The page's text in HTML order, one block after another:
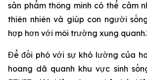
sản phẩm thông minh có thể cảm
thiên nhiên và giúp con người
hợp hơn với môi trường xung
Để đối phó với sự khó lường của
hoang dã quanh khu vực sinh